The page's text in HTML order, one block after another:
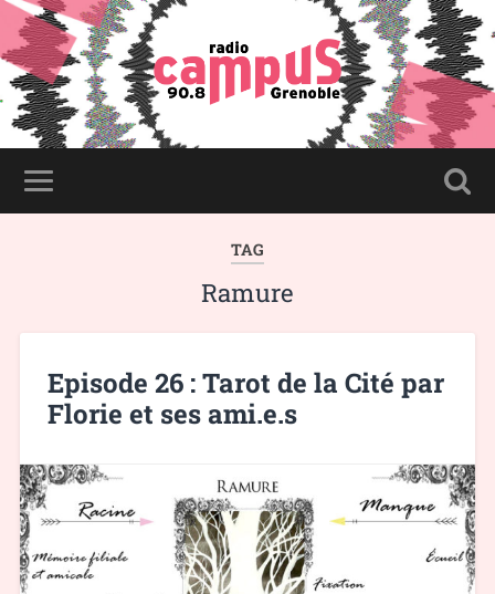
TAG
Ramure
Episode 26 : Tarot de la Cité par
Florie et ses ami.e.s